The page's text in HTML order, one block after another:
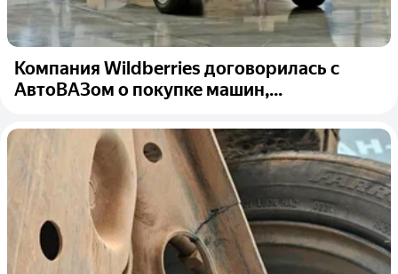
Компания Wildberries договорилась с
АвтоВАЗом о покупке машин,...